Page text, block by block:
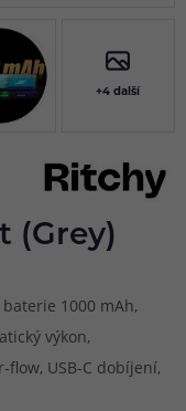
+4 další
(Grey)
1000 mAh,
výkon,
USB-C dobíjení,